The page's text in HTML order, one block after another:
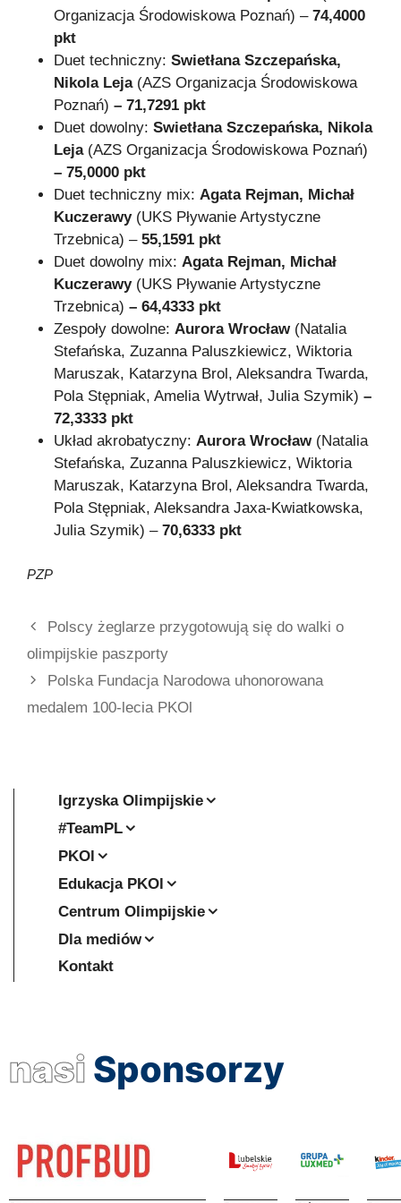
Organizacja Środowiskowa Poznań) – 74,4000
pkt
Duet techniczny: Swietłana Szczepańska,
Nikola Leja(AZS Organizacja Środowiskowa
Poznań) – 71,7291 pkt
Duet dowolny: Swietłana Szczepańska, Nikola
Leja(AZS Organizacja Środowiskowa Poznań)
– 75,0000 pkt
Duet techniczny mix: Agata Rejman, Michał
Kuczerawy(UKS Pływanie Artystyczne
Trzebnica) – 55,1591 pkt
Duet dowolny mix: Agata Rejman, Michał
Kuczerawy(UKS Pływanie Artystyczne
Trzebnica) – 64,4333 pkt
Zespoły dowolne: Aurora Wrocław(Natalia
Stefańska, Zuzanna Paluszkiewicz, Wiktoria
Maruszak, Katarzyna Brol, Aleksandra Twarda,
Pola Stępniak, Amelia Wytrwał, Julia Szymik) –
72,3333 pkt
Układ akrobatyczny: Aurora Wrocław(Natalia
Stefańska, Zuzanna Paluszkiewicz, Wiktoria
Maruszak, Katarzyna Brol, Aleksandra Twarda,
Pola Stępniak, Aleksandra Jaxa-Kwiatkowska,
Julia Szymik) – 70,6333 pkt
PZP
Polscy żeglarze przygotowują się do walki o
olimpijskie paszporty
Polska Fundacja Narodowa uhonorowana
medalem 100-lecia PKOl
Igrzyska Olimpijskie
#TeamPL
PKOl
Edukacja PKOl
Centrum Olimpijskie
Dla mediów
Kontakt
nasi Sponsorzy